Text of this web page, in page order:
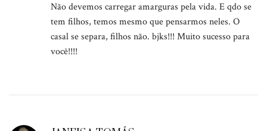
Não devemos carregar amarguras pela vida. E qdo se
tem filhos, temos mesmo que pensarmos neles. O
casal se separa, filhos não. bjks!!! Muito sucesso para
você!!!!